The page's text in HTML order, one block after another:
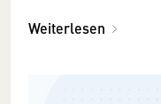
Weiterlesen